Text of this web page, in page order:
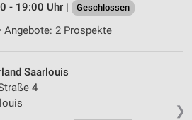
- 19:00 Uhr |
Geschlossen
Angebote: 2 Prospekte
❯
Saarlouis
4
Daten zur Auswahl von
angeforderten